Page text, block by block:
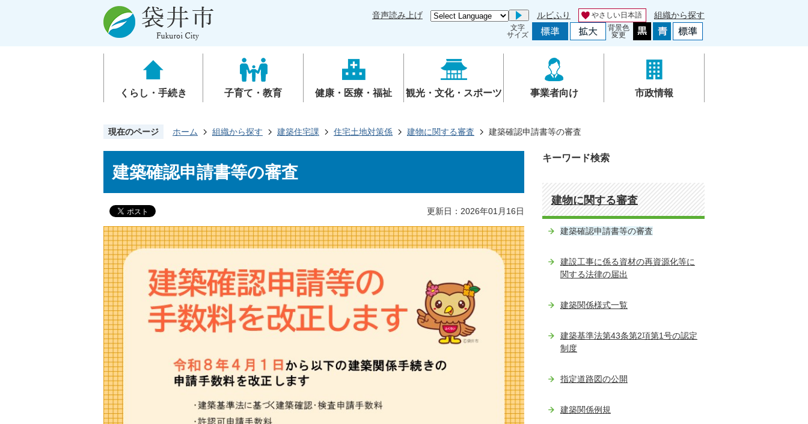
音声読み上げ Go ルビふり やさしい日本語 組織から探す
文字
サイズ
背景色
変更
くらし・手続き 子育て・教育 健康・医療・福祉 観光・文化・スポーツ 事業者向け 市政情報
現在のページ ホーム 組織から探す 建築住宅課 住宅土地対策係 建物に関する審査 建築確認申請書等の審査
建築確認申請書等の審査
更新日：2026年01月16日
キーワード検索
建物に関する審査
建築確認申請書等の審査
建設工事に係る資材の再資源化等に
関する法律の届出
建築関係様式一覧
建築基準法第43条第2項第1号の認定
制度
指定道路図の公開
建築関係例規